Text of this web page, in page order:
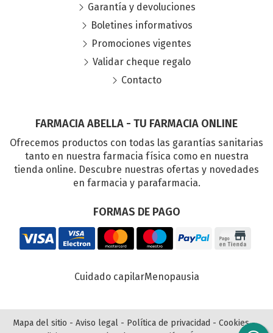
FARMACIA ABELLA - TU FARMACIA ONLINE
Ofrecemos productos con todas las garantías sanitarias
tanto en nuestra farmacia física como en nuestra
tienda online. Descubre nuestras ofertas y novedades
en farmacia y parafarmacia.
FORMAS DE PAGO
Garantía y devoluciones
Boletines informativos
Promociones vigentes
Validar cheque regalo
Contacto
Cuidado capilarMenopausia
Mapa del sitio - Aviso legal - Política de privacidad - Cookies-